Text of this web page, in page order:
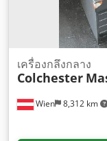
Wien 8,312 km
เครื่องกลึงกลาง
Colchester